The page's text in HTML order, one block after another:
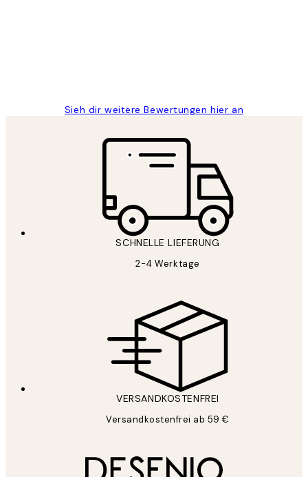
Sieh dir weitere Bewertungen hier an
SCHNELLE LIEFERUNG
2-4 Werktage
VERSANDKOSTENFREI
Versandkostenfrei ab 59 €